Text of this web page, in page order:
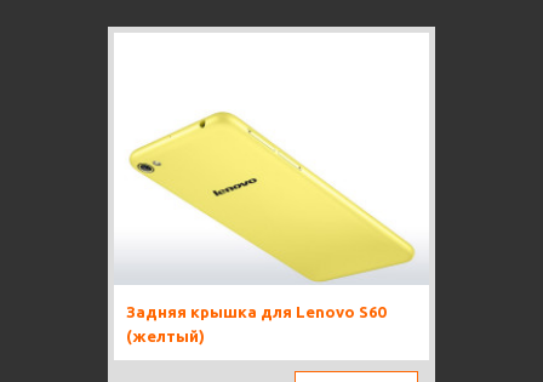
Задняя крышка для Lenovo S60
(желтый)